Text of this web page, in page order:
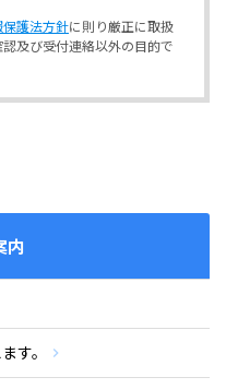
護法方針に則り厳正に取扱
及び受付連絡以外の目的で
内
す。